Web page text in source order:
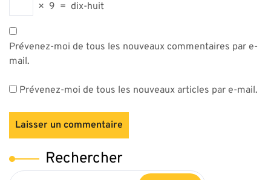
× 9 = dix-huit
Prévenez-moi de tous les nouveaux commentaires par e-
mail.
Prévenez-moi de tous les nouveaux articles par e-mail.
Rechercher